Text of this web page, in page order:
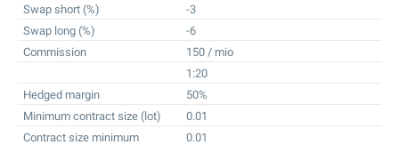
Swap short (%)
-3
Swap long (%)
-6
Commission
150 / mio
1:20
Hedged margin
50%
Minimum contract size (lot)
0.01
Contract size minimum
0.01